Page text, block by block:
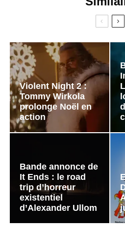
Violent Night 2 :
Tommy Wirkola
prolonge Noël en
action
Bande annonce de
It Ends : le road
trip d’horreur
existentiel
d’Alexander Ullom